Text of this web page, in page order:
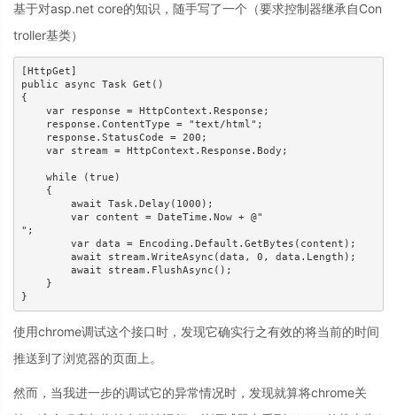
基于对asp.net core的知识，随手写了一个（要求控制器继承自Con
troller基类）
[HttpGet]
public async Task Get()
{
    var response = HttpContext.Response;
    response.ContentType = "text/html";
    response.StatusCode = 200;
    var stream = HttpContext.Response.Body;
    while (true)
    {
        await Task.Delay(1000);
        var content = DateTime.Now + @"
";
        var data = Encoding.Default.GetBytes(content);
        await stream.WriteAsync(data, 0, data.Length);
        await stream.FlushAsync();
    }
}
使用chrome调试这个接口时，发现它确实行之有效的将当前的时间
推送到了浏览器的页面上。
然而，当我进一步的调试它的异常情况时，发现就算将chrome关